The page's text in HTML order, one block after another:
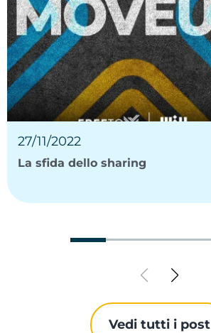
27/11/2022
La sfida dello sharing
Vedi tutti i post